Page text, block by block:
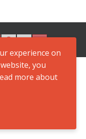
experience on
you
more about